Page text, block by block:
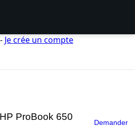
Je crée un compte
ProBook 650
Demander